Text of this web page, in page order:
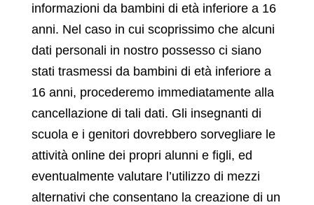
informazioni da bambini di età inferiore a 16
anni. Nel caso in cui scoprissimo che alcuni
dati personali in nostro possesso ci siano
stati trasmessi da bambini di età inferiore a
16 anni, procederemo immediatamente alla
cancellazione di tali dati. Gli insegnanti di
scuola e i genitori dovrebbero sorvegliare le
attività online dei propri alunni e figli, ed
eventualmente valutare l’utilizzo di mezzi
alternativi che consentano la creazione di un